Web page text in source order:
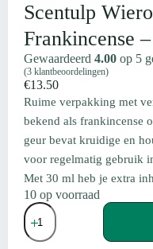
Scentulp
Frankincense
Gewaardeerd 4.00 op 5
(3 klantbeoordelingen)
€13.50
Ruime verpakking met
bekend als frankincense
geur bevat kruidige en
voor regelmatig gebruik
Met 30 ml heb je extra
10 op voorraad
Scentulp
Wierook
Etherische